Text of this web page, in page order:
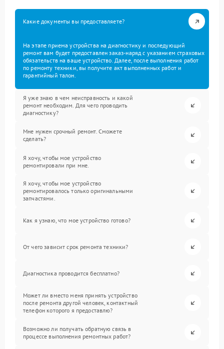
Какие документы вы предоставляете?
На этапе приема устройства на диагностику и последующий
ремонт вам будет предоставлен заказ-наряд с указанием страховых
обязательств на ваше устройство. Далее, после выполнения работ
по ремонту техники, вы получите акт выполненных работ и
гарантийный талон.
Я уже знаю в чем неисправность и какой
ремонт необходим. Для чего проводить
диагностику?
Мне нужен срочный ремонт. Сможете
сделать?
Я хочу, чтобы мое устройство
ремонтировали при мне.
Я хочу, чтобы мое устройство
ремонтировалось только оригинальными
запчастями.
Как я узнаю, что мое устройство готово?
От чего зависит срок ремонта техники?
Диагностика проводится бесплатно?
Может ли вместо меня принять устройство
после ремонта другой человек, контактный
телефон которого я предоставлю?
Возможно ли получать обратную связь в
процессе выполнения ремонтных работ?